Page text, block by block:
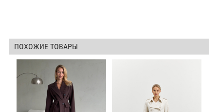
ПОХОЖИЕ ТОВАРЫ